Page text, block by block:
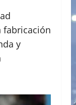
fabricación
y